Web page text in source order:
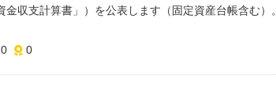
金収支計算書」）を公表します（固定資産台帳含む）。
0